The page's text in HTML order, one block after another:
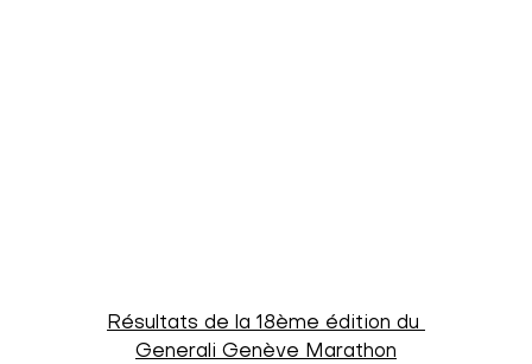
Résultats de la 18ème édition du
Generali Genève Marathon